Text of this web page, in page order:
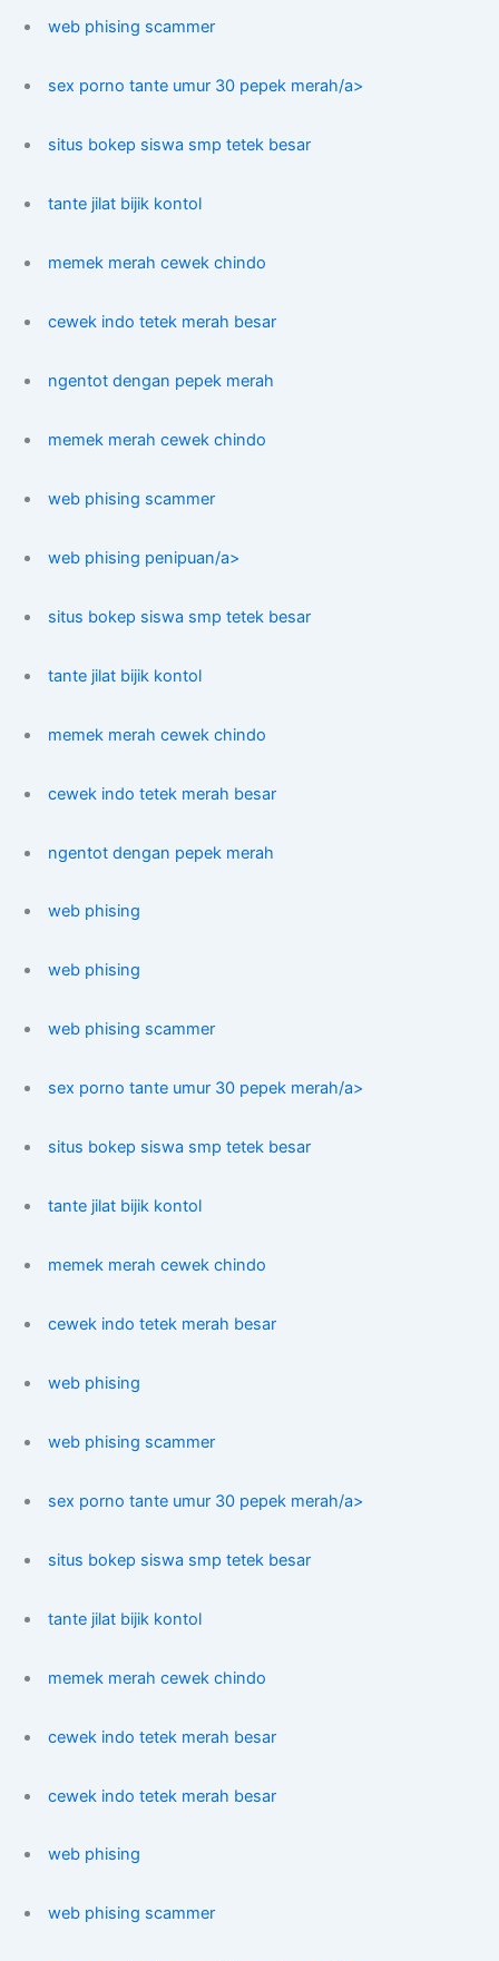
web phising scammer
sex porno tante umur 30 pepek merah/a>
situs bokep siswa smp tetek besar
tante jilat bijik kontol
memek merah cewek chindo
cewek indo tetek merah besar
ngentot dengan pepek merah
memek merah cewek chindo
web phising scammer
web phising penipuan/a>
situs bokep siswa smp tetek besar
tante jilat bijik kontol
memek merah cewek chindo
cewek indo tetek merah besar
ngentot dengan pepek merah
web phising
web phising
web phising scammer
sex porno tante umur 30 pepek merah/a>
situs bokep siswa smp tetek besar
tante jilat bijik kontol
memek merah cewek chindo
cewek indo tetek merah besar
web phising
web phising scammer
sex porno tante umur 30 pepek merah/a>
situs bokep siswa smp tetek besar
tante jilat bijik kontol
memek merah cewek chindo
cewek indo tetek merah besar
cewek indo tetek merah besar
web phising
web phising scammer